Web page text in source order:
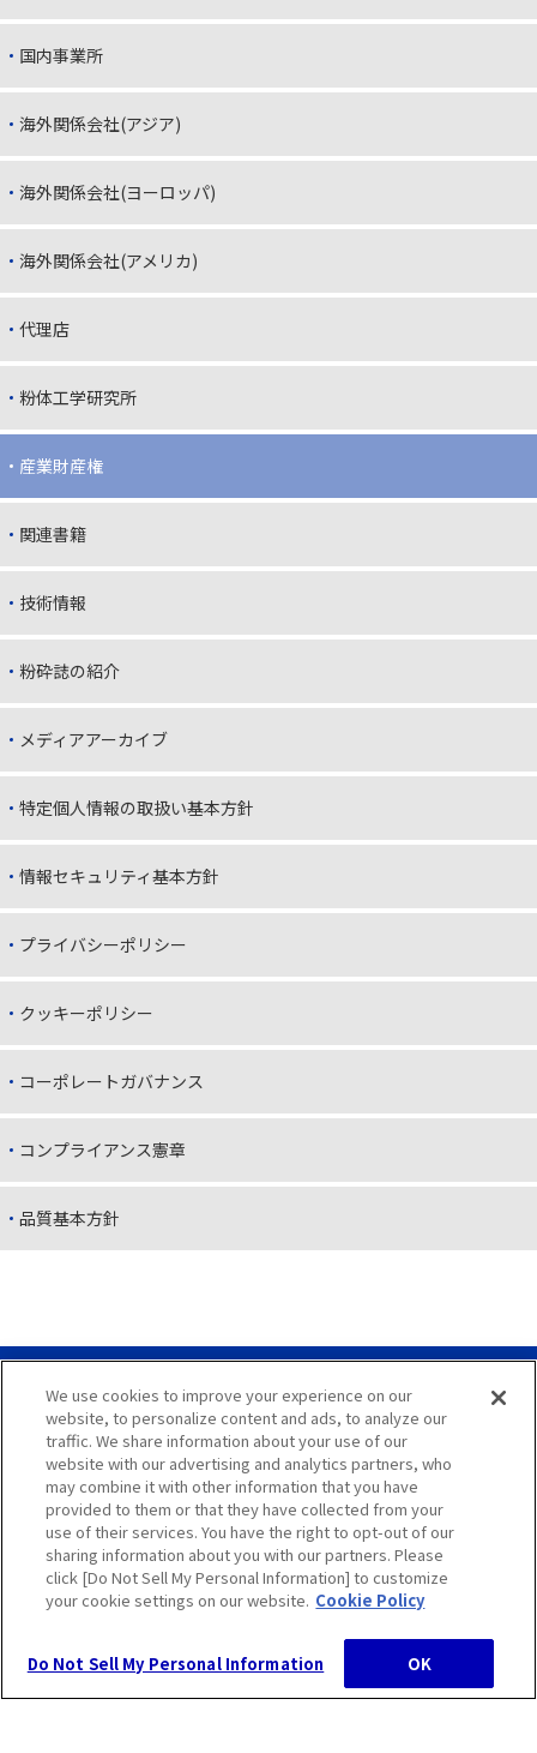
国内事業所
海外関係会社(アジア)
海外関係会社(ヨーロッパ)
海外関係会社(アメリカ)
代理店
粉体工学研究所
産業財産権
関連書籍
技術情報
粉砕誌の紹介
メディアアーカイブ
特定個人情報の取扱い基本方針
情報セキュリティ基本方針
プライバシーポリシー
クッキーポリシー
コーポレートガバナンス
コンプライアンス憲章
品質基本方針
サイトマップ
サイト利用案内
プライバシーポリシー
クッキーポリシー
Copyright Hosokawa Micron Group, All Rights Reserved.
We use cookies to improve your experience on our
website, to personalize content and ads, to analyze our
traffic. We share information about your use of our
website with our advertising and analytics partners, who
may combine it with other information that you have
provided to them or that they have collected from your
use of their services. You have the right to opt-out of our
sharing information about you with our partners. Please
click [Do Not Sell My Personal Information] to customize
your cookie settings on our website. Cookie Policy
Do Not Sell My Personal Information OK